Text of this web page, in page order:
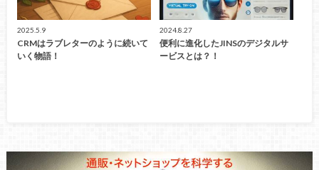
2025.5.9
CRMはラブレターのように続いて
いく物語！
2024.8.27
便利に進化したJINSのデジタルサ
ービスとは？！